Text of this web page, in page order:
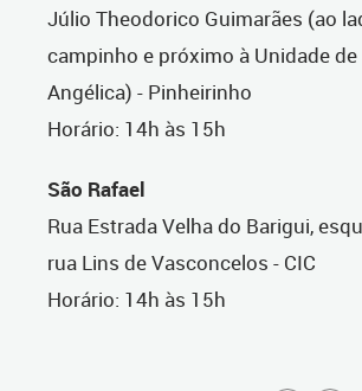
Júlio Theodorico Guimarães (ao
campinho e próximo à Unidade de
Angélica) - Pinheirinho
Horário: 14h às 15h
São Rafael
Rua Estrada Velha do Barigui,
rua Lins de Vasconcelos - CIC
Horário: 14h às 15h